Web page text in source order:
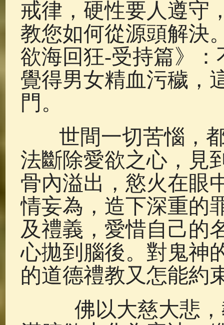
戒律，硬性要人遵守
教您如何從源頭解決
欲海回狂-受持篇》
覺得男女精血污穢，
門。
世間一切苦惱，
法斷除愛欲之心，見
骨內溢出，慾火在眼
情妄為，造下深重的
及禮義，愛惜自己的
心拋到腦後。對鬼神
的道德禮教又怎能約
佛以大慈大悲，